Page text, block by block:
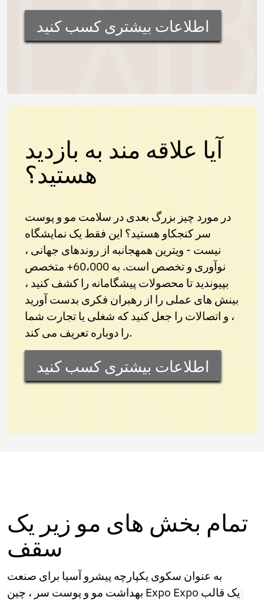
اطلاعات بیشتری کسب کنید
آیا علاقه مند به بازدید
هستید؟
در مورد چیز بزرگ بعدی در سلامت مو و پوست
سر کنجکاو هستید؟ این فقط یک نمایشگاه
نیست - ویترین همهجانبه از روندهای جهانی ،
نوآوری و تخصص است. به 60،000+ متخصص
بپیوندید تا محصولات پیشگامانه را کشف کنید ،
بینش های عملی را از رهبران فکری بدست آورید
، و اتصالات را جعل کنید که شغلی یا تجارت شما
را دوباره تعریف می کند.
اطلاعات بیشتری کسب کنید
تمام بخش های مو زیر یک
سقف
به عنوان سکوی یکپارچه پیشرو آسیا برای صنعت
بهداشت مو و پوست سر ، چین Expo Expo یک قالب